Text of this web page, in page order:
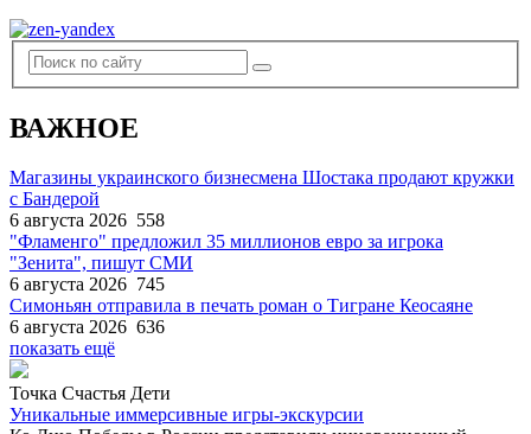
ВАЖНОЕ
Магазины украинского бизнесмена Шостака продают кружки
с Бандерой
6 августа 2026 558
"Фламенго" предложил 35 миллионов евро за игрока
"Зенита", пишут СМИ
6 августа 2026 745
Симоньян отправила в печать роман о Тигране Кеосаяне
6 августа 2026 636
показать ещё
Точка Счастья Дети
Уникальные иммерсивные игры-экскурсии